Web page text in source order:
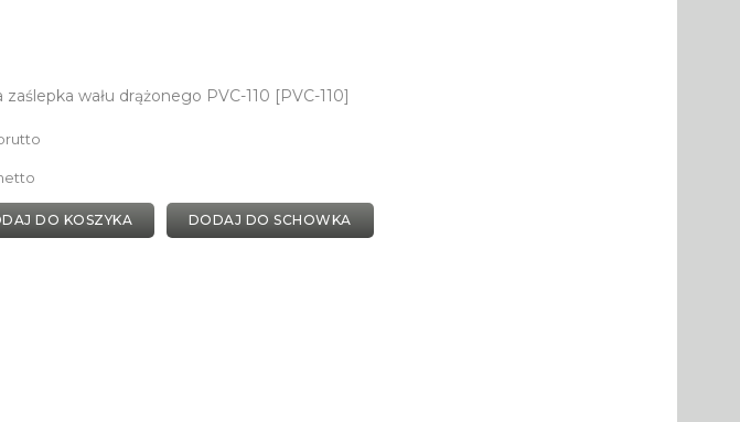
zaślepka wału drążonego PVC-110 [PVC-110]
DO KOSZYKA DODAJ DO SCHOWKA